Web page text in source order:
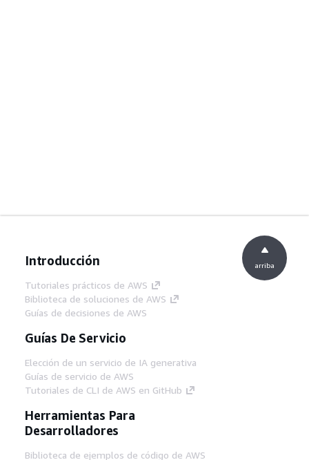
Introducción
Tutoriales prácticos de AWS
Biblioteca de soluciones de AWS
Guías de decisiones de AWS
Guías De Servicio
Elección de un servicio de IA generativa
Guías de servicio de AWS
Tutoriales de CLI de AWS en GitHub
Herramientas Para
Desarrolladores
Biblioteca de ejemplos de código de AWS
arriba